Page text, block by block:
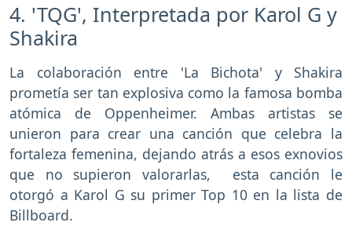
4. 'TQG', Interpretada por Karol G y
Shakira
La colaboración entre 'La Bichota' y Shakira
prometía ser tan explosiva como la famosa bomba
atómica de Oppenheimer. Ambas artistas se
unieron para crear una canción que celebra la
fortaleza femenina, dejando atrás a esos exnovios
que no supieron valorarlas, esta canción le
otorgó a Karol G su primer Top 10 en la lista de
Billboard.